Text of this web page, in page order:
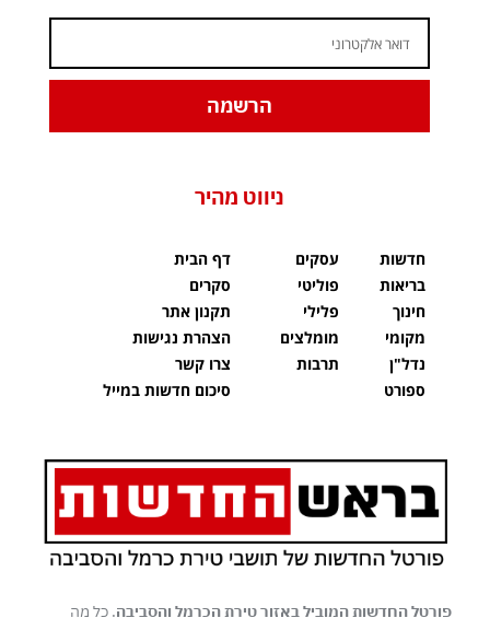
הרשמה
ניווט מהיר
חדשות
בריאות
חינוך
מקומי
נדל"ן
ספורט
עסקים
פוליטי
פלילי
מומלצים
תרבות
דף הבית
סקרים
תקנון אתר
הצהרת נגישות
צרו קשר
סיכום חדשות במייל
פורטל החדשות המוביל באזור טירת הכרמל והסביבה. כל מה